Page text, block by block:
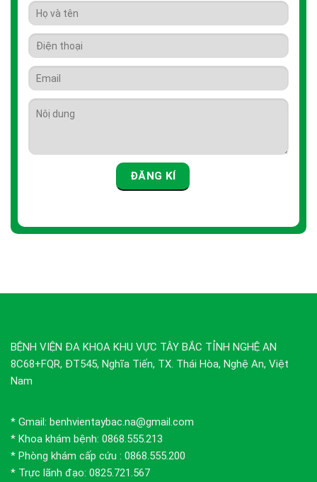
BỆNH VIỆN ĐA KHOA KHU VỰC TÂY BẮC TỈNH NGHỆ AN
8C68+FQR, ĐT545, Nghĩa Tiến, TX. Thái Hòa, Nghệ An, Việt
Nam
* Gmail: benhvientaybac.na@gmail.com
* Khoa khám bệnh: 0868.555.213
* Phòng khám cấp cứu : 0868.555.200
* Trực lãnh đạo: 0825.721.567